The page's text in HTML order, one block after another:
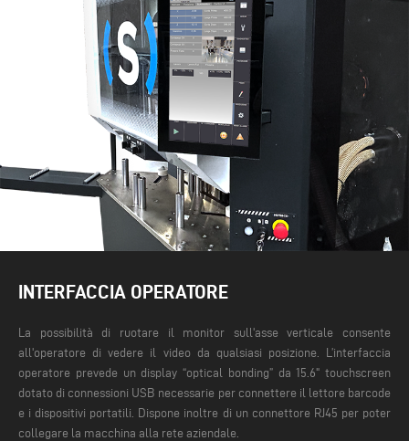
INTERFACCIA OPERATORE
La possibilità di ruotare il monitor sull'asse verticale consente
all'operatore di vedere il video da qualsiasi posizione. L’interfaccia
operatore prevede un display “optical bonding” da 15.6" touchscreen
dotato di connessioni USB necessarie per connettere il lettore barcode
e i dispositivi portatili. Dispone inoltre di un connettore RJ45 per poter
collegare la macchina alla rete aziendale.